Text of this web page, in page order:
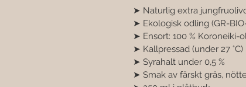
➤ Naturlig extra
➤ Ekologisk odling (GR-
➤ Ensort: 100 % Koroneiki-
➤ Kallpressad (under 27 °C)
➤ Syrahalt under 0,5 %
➤ Smak av färskt gräs,